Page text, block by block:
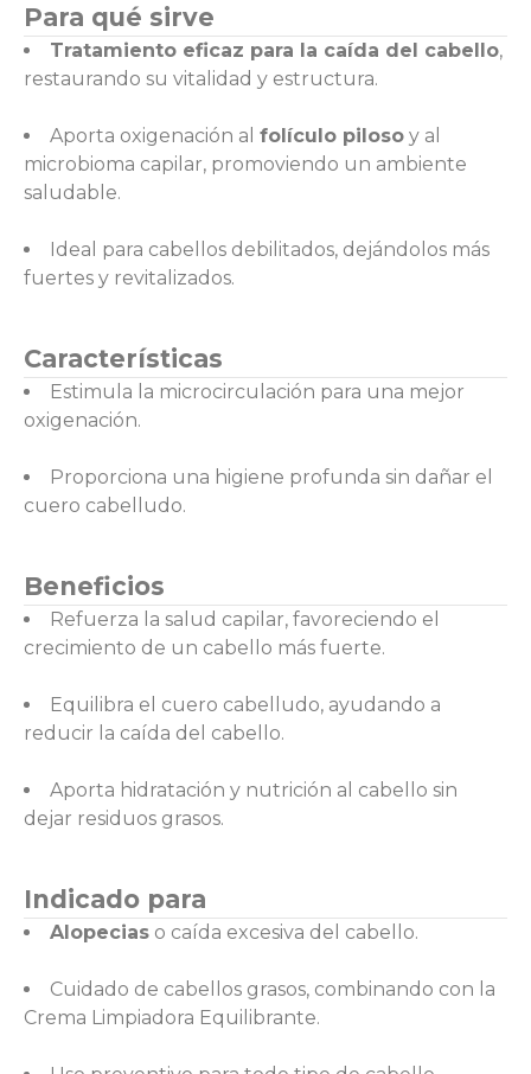
Para qué sirve
Tratamiento eficaz para la caída del cabello,
restaurando su vitalidad y estructura.
Aporta oxigenación al folículo piloso y al
microbioma capilar, promoviendo un ambiente
saludable.
Ideal para cabellos debilitados, dejándolos más
fuertes y revitalizados.
Características
Estimula la microcirculación para una mejor
oxigenación.
Proporciona una higiene profunda sin dañar el
cuero cabelludo.
Beneficios
Refuerza la salud capilar, favoreciendo el
crecimiento de un cabello más fuerte.
Equilibra el cuero cabelludo, ayudando a
reducir la caída del cabello.
Aporta hidratación y nutrición al cabello sin
dejar residuos grasos.
Indicado para
Alopecias o caída excesiva del cabello.
Cuidado de cabellos grasos, combinando con la
Crema Limpiadora Equilibrante.